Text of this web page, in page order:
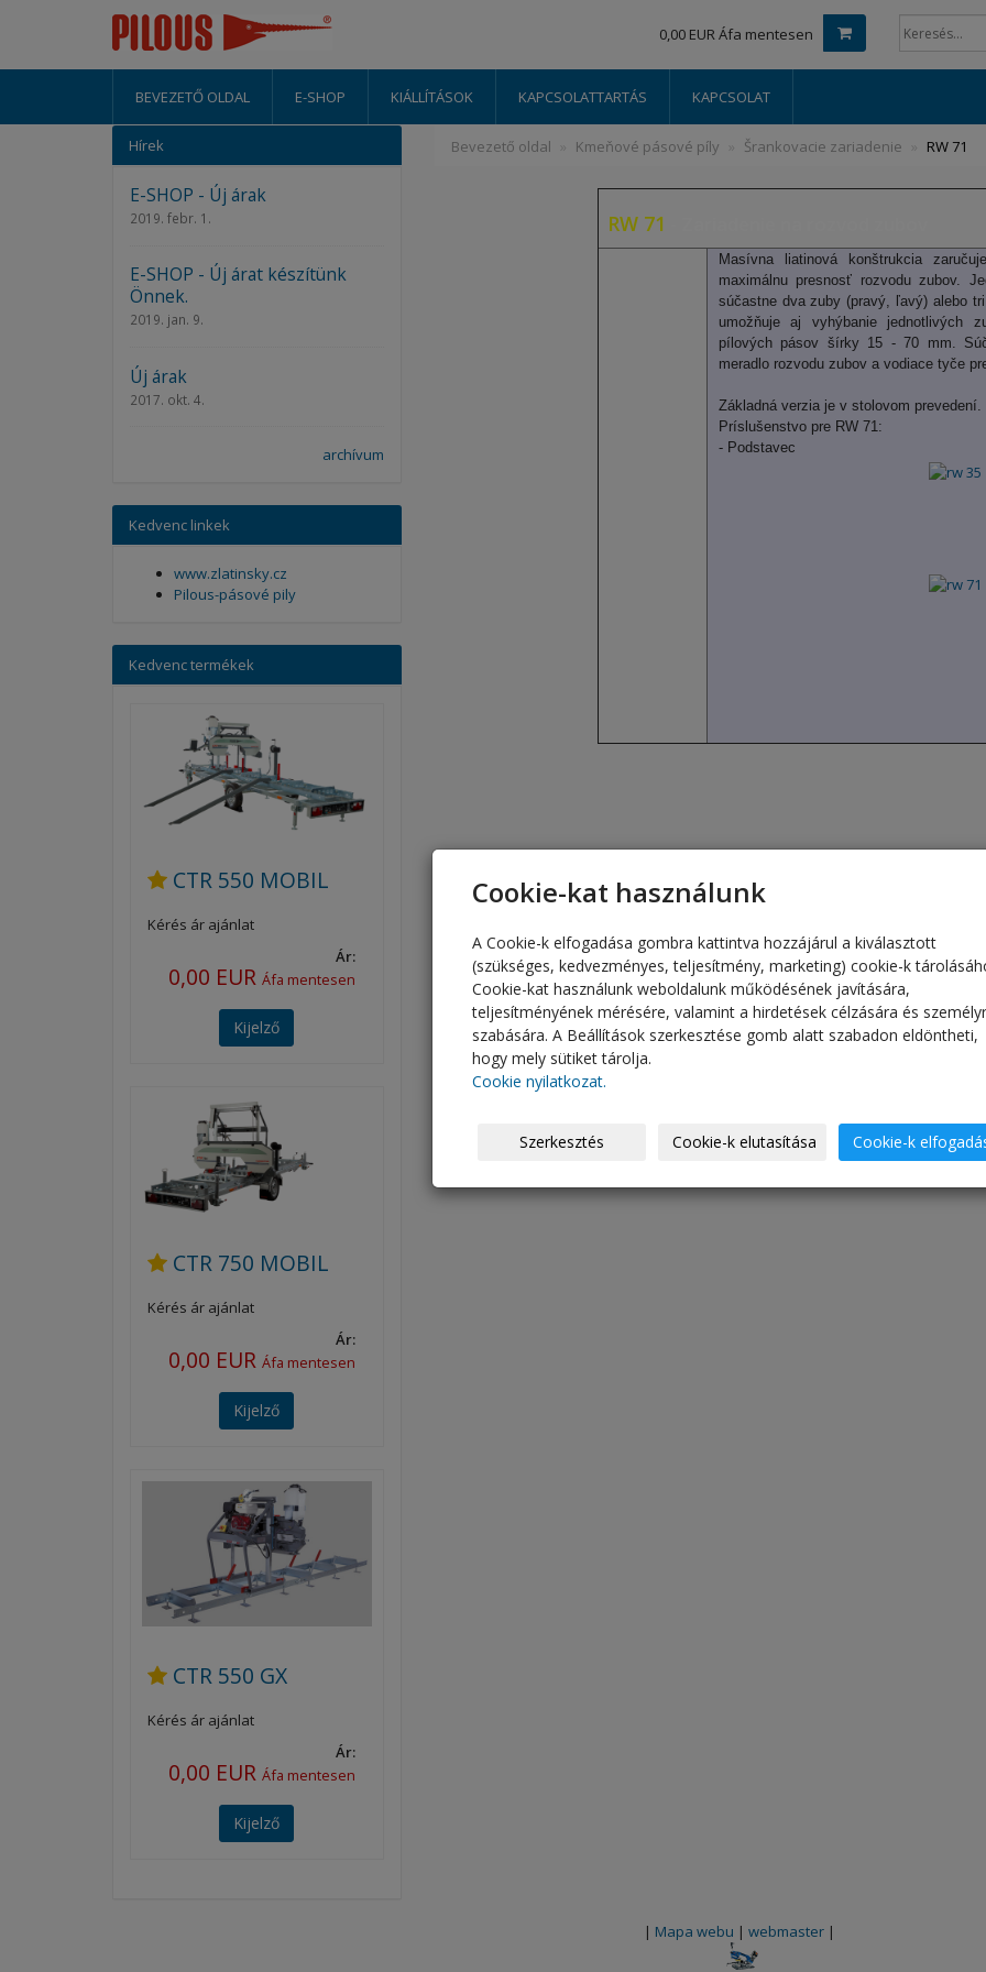
0,00 EUR Áfa mentesen
BEVEZETŐ OLDAL E-SHOP KIÁLLÍTÁSOK KAPCSOLATTARTÁS KAPCSOLAT
Bevezető oldal Kmeňové pásové píly Šrankovacie zariadenie RW 71
RW 71
Masívna liatinová
konštrukcia
maximálnu presnosť rozvodu zubov.
súčastne dva zuby (pravý, ľavý) alebo tri
umožňuje aj
vyhýbanie jednotlivých
pílových pásov šírky 15 - 70 mm.
meradlo rozvodu zubov a vodiace tyče
Základná verzia je v stolovom prevedení.
Príslušenstvo pre RW 71:
- Podstavec
Hírek
E-SHOP - Új árak
2019. febr. 1.
E-SHOP - Új árat készítünk
Önnek.
2019. jan. 9.
Új árak
2017. okt. 4.
archívum
Kedvenc linkek
www.zlatinsky.cz
Pilous-pásové pily
Kedvenc termékek
CTR 550 MOBIL
Kérés ár ajánlat
Ár:
0,00 EUR Áfa mentesen
Kijelző
CTR 750 MOBIL
Kérés ár ajánlat
Ár:
0,00 EUR Áfa mentesen
Kijelző
CTR 550 GX
Kérés ár ajánlat
Ár:
0,00 EUR Áfa mentesen
Kijelző
| Mapa webu | webmaster |
Cookie-kat használunk
A Cookie-k elfogadása gombra kattintva hozzájárul a kiválasztott
(szükséges, kedvezményes, teljesítmény, marketing) cookie-k
Cookie-kat használunk weboldalunk működésének javítására,
teljesítményének mérésére, valamint a hirdetések célzására és
szabására. A Beállítások szerkesztése gomb alatt szabadon eldöntheti,
hogy mely sütiket tárolja.
Cookie nyilatkozat.
Szerkesztés Cookie-k elutasítása Cookie-k